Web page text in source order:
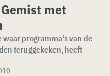
met
waar programma's van de
teruggekeken, heeft